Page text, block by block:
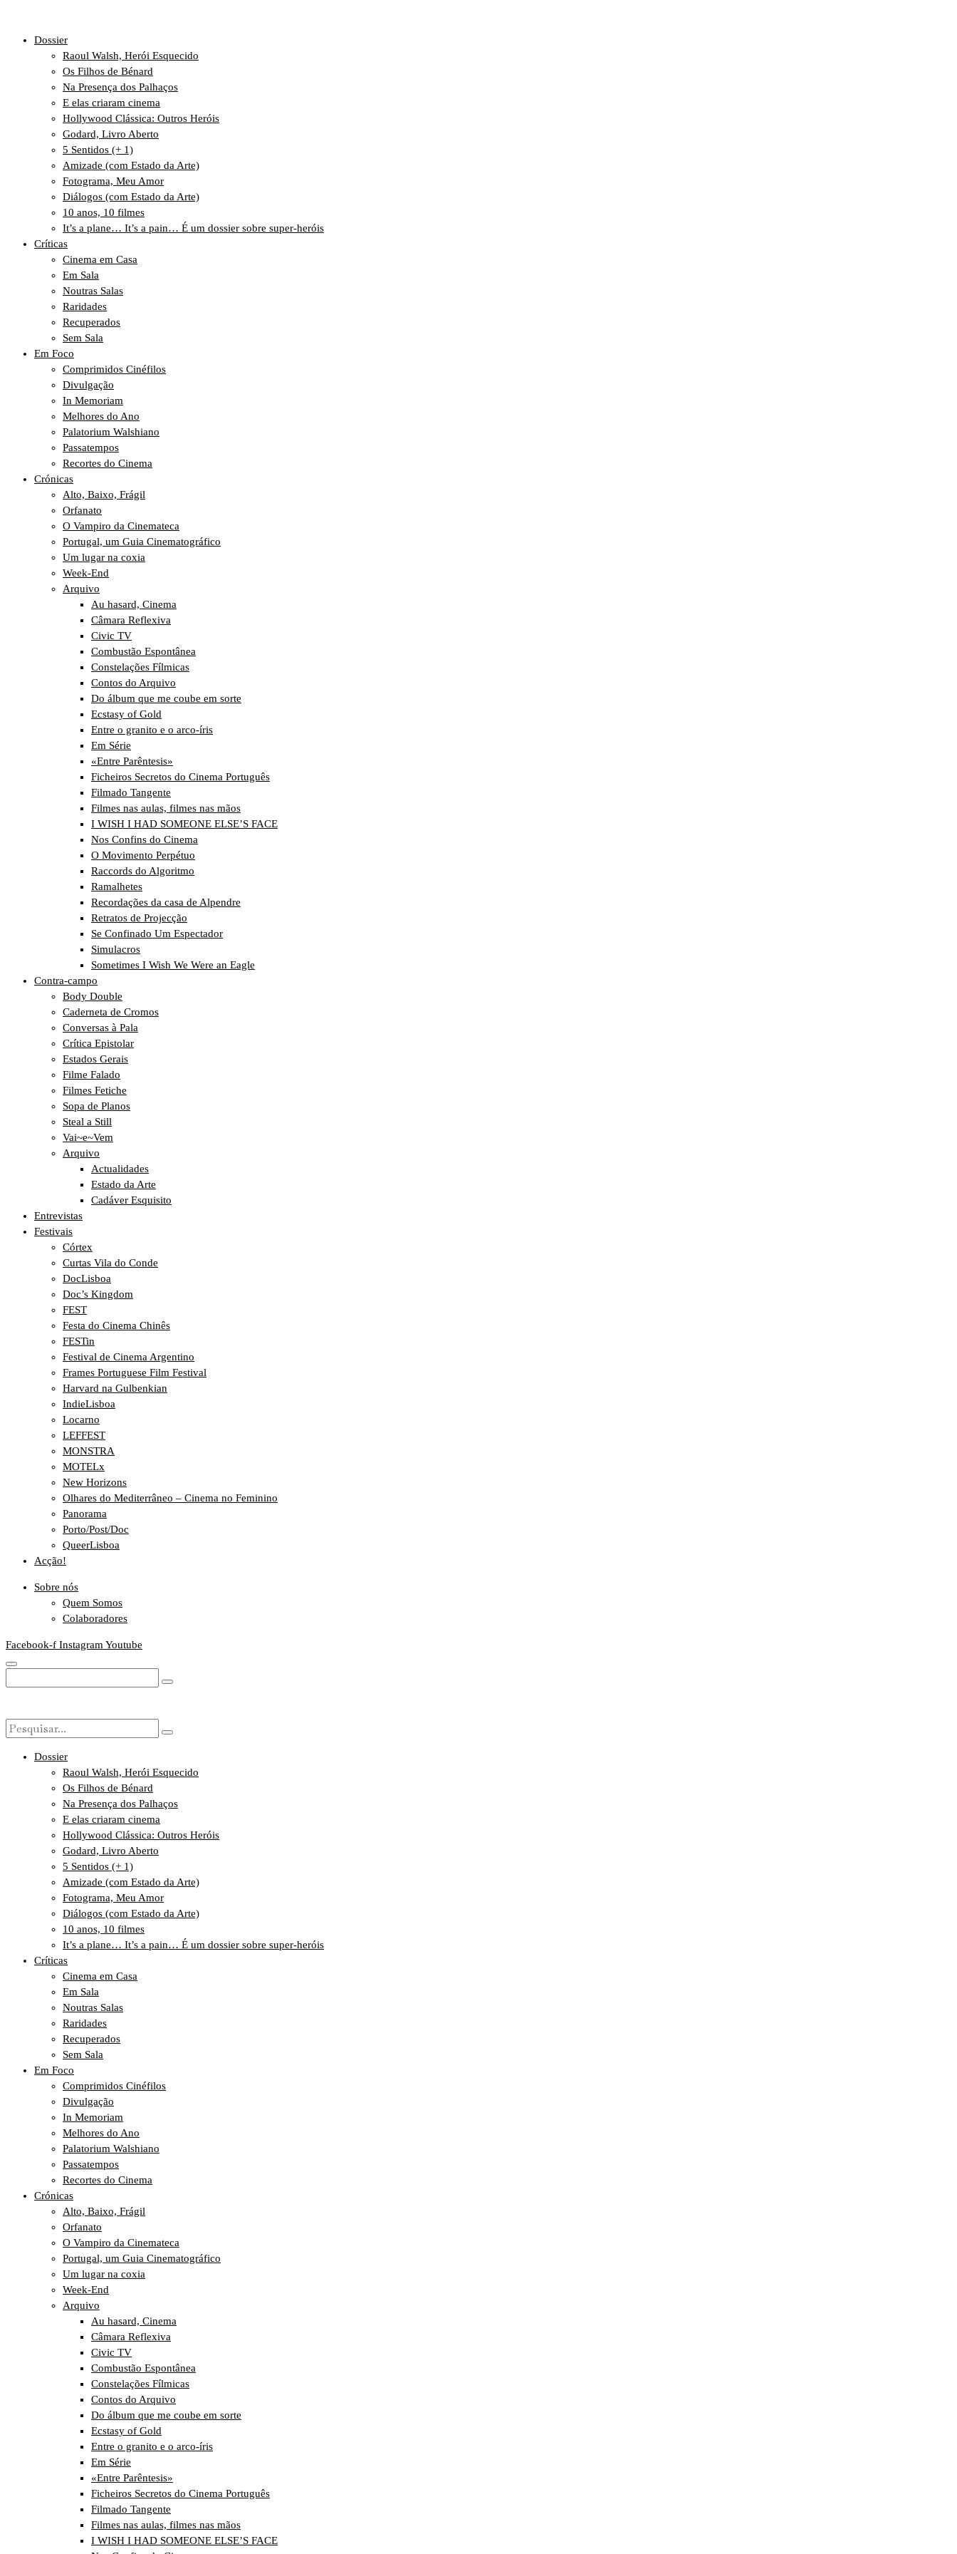
Dossier
Raoul Walsh, Herói Esquecido
Os Filhos de Bénard
Na Presença dos Palhaços
E elas criaram cinema
Hollywood Clássica: Outros Heróis
Godard, Livro Aberto
5 Sentidos (+ 1)
Amizade (com Estado da Arte)
Fotograma, Meu Amor
Diálogos (com Estado da Arte)
10 anos, 10 filmes
It’s a plane… It’s a pain… É um dossier sobre super-heróis
Críticas
Cinema em Casa
Em Sala
Noutras Salas
Raridades
Recuperados
Sem Sala
Em Foco
Comprimidos Cinéfilos
Divulgação
In Memoriam
Melhores do Ano
Palatorium Walshiano
Passatempos
Recortes do Cinema
Crónicas
Alto, Baixo, Frágil
Orfanato
O Vampiro da Cinemateca
Portugal, um Guia Cinematográfico
Um lugar na coxia
Week-End
Arquivo
Au hasard, Cinema
Câmara Reflexiva
Civic TV
Combustão Espontânea
Constelações Fílmicas
Contos do Arquivo
Do álbum que me coube em sorte
Ecstasy of Gold
Entre o granito e o arco-íris
Em Série
«Entre Parêntesis»
Ficheiros Secretos do Cinema Português
Filmado Tangente
Filmes nas aulas, filmes nas mãos
I WISH I HAD SOMEONE ELSE’S FACE
Nos Confins do Cinema
O Movimento Perpétuo
Raccords do Algoritmo
Ramalhetes
Recordações da casa de Alpendre
Retratos de Projecção
Se Confinado Um Espectador
Simulacros
Sometimes I Wish We Were an Eagle
Contra-campo
Body Double
Caderneta de Cromos
Conversas à Pala
Crítica Epistolar
Estados Gerais
Filme Falado
Filmes Fetiche
Sopa de Planos
Steal a Still
Vai~e~Vem
Arquivo
Actualidades
Estado da Arte
Cadáver Esquisito
Entrevistas
Festivais
Córtex
Curtas Vila do Conde
DocLisboa
Doc’s Kingdom
FEST
Festa do Cinema Chinês
FESTin
Festival de Cinema Argentino
Frames Portuguese Film Festival
Harvard na Gulbenkian
IndieLisboa
Locarno
LEFFEST
MONSTRA
MOTELx
New Horizons
Olhares do Mediterrâneo – Cinema no Feminino
Panorama
Porto/Post/Doc
QueerLisboa
Acção!
Sobre nós
Quem Somos
Colaboradores
Facebook-f Instagram Youtube
Dossier
Raoul Walsh, Herói Esquecido
Os Filhos de Bénard
Na Presença dos Palhaços
E elas criaram cinema
Hollywood Clássica: Outros Heróis
Godard, Livro Aberto
5 Sentidos (+ 1)
Amizade (com Estado da Arte)
Fotograma, Meu Amor
Diálogos (com Estado da Arte)
10 anos, 10 filmes
It’s a plane… It’s a pain… É um dossier sobre super-heróis
Críticas
Cinema em Casa
Em Sala
Noutras Salas
Raridades
Recuperados
Sem Sala
Em Foco
Comprimidos Cinéfilos
Divulgação
In Memoriam
Melhores do Ano
Palatorium Walshiano
Passatempos
Recortes do Cinema
Crónicas
Alto, Baixo, Frágil
Orfanato
O Vampiro da Cinemateca
Portugal, um Guia Cinematográfico
Um lugar na coxia
Week-End
Arquivo
Au hasard, Cinema
Câmara Reflexiva
Civic TV
Combustão Espontânea
Constelações Fílmicas
Contos do Arquivo
Do álbum que me coube em sorte
Ecstasy of Gold
Entre o granito e o arco-íris
Em Série
«Entre Parêntesis»
Ficheiros Secretos do Cinema Português
Filmado Tangente
Filmes nas aulas, filmes nas mãos
I WISH I HAD SOMEONE ELSE’S FACE